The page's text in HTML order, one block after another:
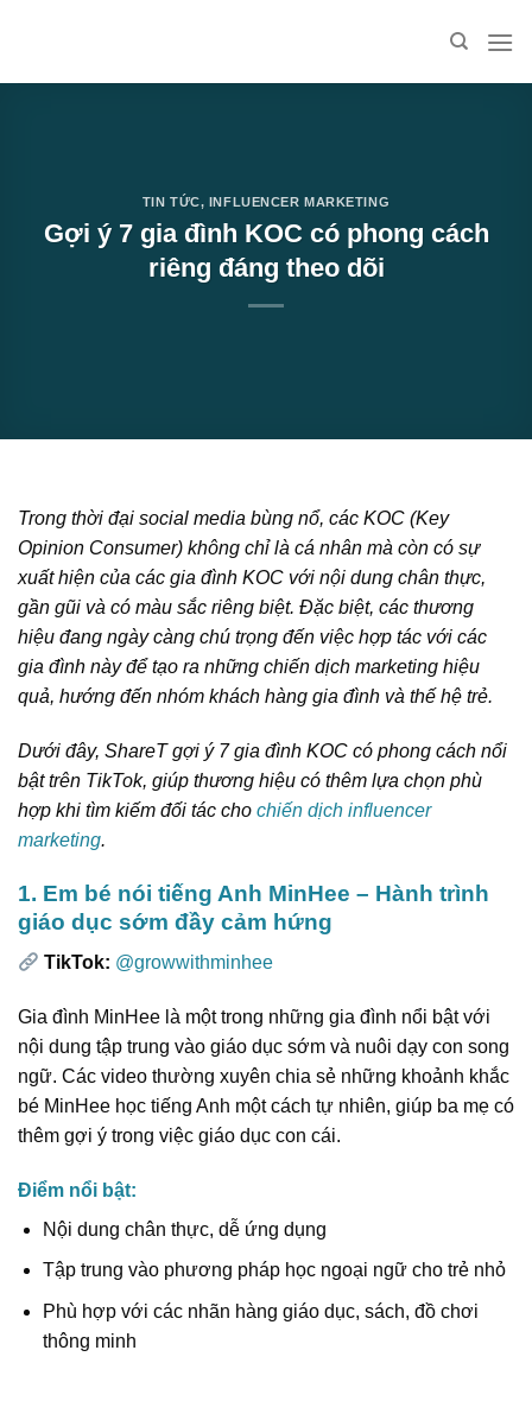
TIN TỨC, INFLUENCER MARKETING
Gợi ý 7 gia đình KOC có phong cách
riêng đáng theo dõi
Trong thời đại social media bùng nổ, các KOC (Key
Opinion Consumer) không chỉ là cá nhân mà còn có sự
xuất hiện của các gia đình KOC với nội dung chân thực,
gần gũi và có màu sắc riêng biệt. Đặc biệt, các thương
hiệu đang ngày càng chú trọng đến việc hợp tác với các
gia đình này để tạo ra những chiến dịch marketing hiệu
quả, hướng đến nhóm khách hàng gia đình và thế hệ trẻ.
Dưới đây, ShareT gợi ý 7 gia đình KOC có phong cách nổi
bật trên TikTok, giúp thương hiệu có thêm lựa chọn phù
hợp khi tìm kiếm đối tác cho chiến dịch influencer
marketing.
1. Em bé nói tiếng Anh MinHee – Hành trình
giáo dục sớm đầy cảm hứng
TikTok: @growwithminhee
Gia đình MinHee là một trong những gia đình nổi bật với
nội dung tập trung vào giáo dục sớm và nuôi dạy con song
ngữ. Các video thường xuyên chia sẻ những khoảnh khắc
bé MinHee học tiếng Anh một cách tự nhiên, giúp ba mẹ có
thêm gợi ý trong việc giáo dục con cái.
Điểm nổi bật:
Nội dung chân thực, dễ ứng dụng
Tập trung vào phương pháp học ngoại ngữ cho trẻ nhỏ
Phù hợp với các nhãn hàng giáo dục, sách, đồ chơi
thông minh